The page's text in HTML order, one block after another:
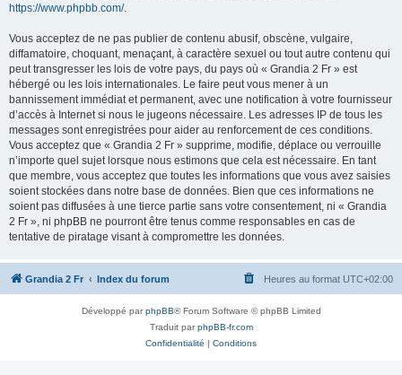
https://www.phpbb.com/.
Vous acceptez de ne pas publier de contenu abusif, obscène, vulgaire,
diffamatoire, choquant, menaçant, à caractère sexuel ou tout autre contenu qui
peut transgresser les lois de votre pays, du pays où « Grandia 2 Fr » est
hébergé ou les lois internationales. Le faire peut vous mener à un
bannissement immédiat et permanent, avec une notification à votre fournisseur
d’accès à Internet si nous le jugeons nécessaire. Les adresses IP de tous les
messages sont enregistrées pour aider au renforcement de ces conditions.
Vous acceptez que « Grandia 2 Fr » supprime, modifie, déplace ou verrouille
n’importe quel sujet lorsque nous estimons que cela est nécessaire. En tant
que membre, vous acceptez que toutes les informations que vous avez saisies
soient stockées dans notre base de données. Bien que ces informations ne
soient pas diffusées à une tierce partie sans votre consentement, ni « Grandia
2 Fr », ni phpBB ne pourront être tenus comme responsables en cas de
tentative de piratage visant à compromettre les données.
Grandia 2 Fr Index du forum Heures au format UTC+02:00
Développé parphpBB® Forum Software © phpBB Limited
Traduit parphpBB-fr.com
Confidentialité | Conditions